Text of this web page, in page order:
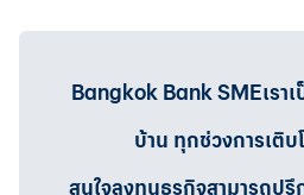
Bangkok Bank SMEเรา
บ้าน ทุกช่วงการเติ
สนใจลงทุนธุรกิจสามารถปรึ